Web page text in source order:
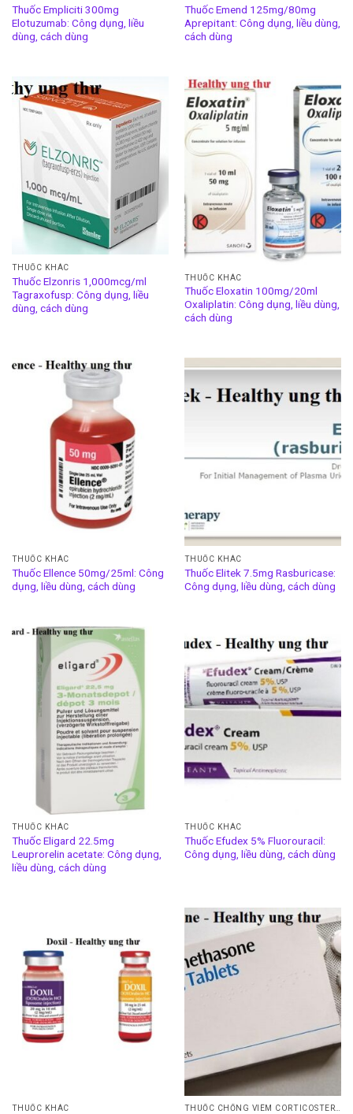
Thuốc Empliciti 300mg
Elotuzumab: Công dụng, liều
dùng, cách dùng
Thuốc Emend 125mg/80mg
Aprepitant: Công dụng, liều dùng,
cách dùng
THUỐC KHÁC
Thuốc Elzonris 1,000mcg/ml
Tagraxofusp: Công dụng, liều
dùng, cách dùng
THUỐC KHÁC
Thuốc Eloxatin 100mg/20ml
Oxaliplatin: Công dụng, liều dùng,
cách dùng
THUỐC KHÁC
Thuốc Ellence 50mg/25ml: Công
dụng, liều dùng, cách dùng
THUỐC KHÁC
Thuốc Elitek 7.5mg Rasburicase:
Công dụng, liều dùng, cách dùng
THUỐC KHÁC
Thuốc Eligard 22.5mg
Leuprorelin acetate: Công dụng,
liều dùng, cách dùng
THUỐC KHÁC
Thuốc Efudex 5% Fluorouracil:
Công dụng, liều dùng, cách dùng
THUỐC KHÁC THUỐC CHỐNG VIÊM CORTICOSTEROID VÀ GLUCOCORTICOID